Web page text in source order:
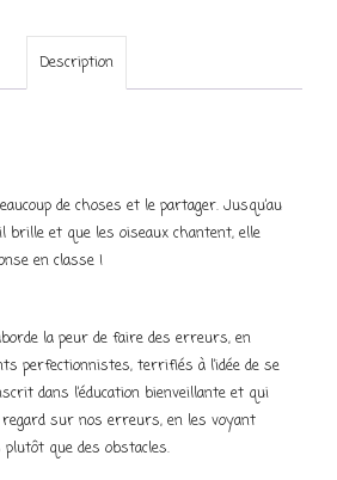
Description
de choses et le partager. Jusqu’au
brille et que les oiseaux chantent, elle
en classe !
la peur de faire des erreurs, en
perfectionnistes, terrifiés à l’idée de se
dans l’éducation bienveillante et qui
sur nos erreurs, en les voyant
que des obstacles.